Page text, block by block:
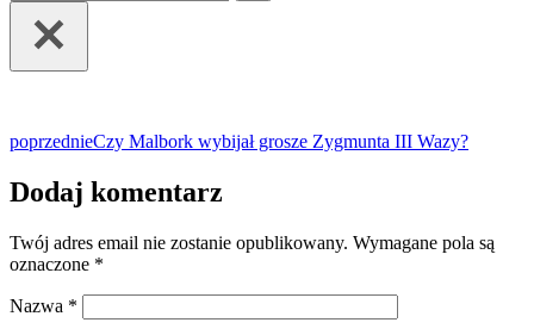
poprzednieCzy Malbork wybijał grosze Zygmunta III Wazy?
Dodaj komentarz
Twój adres email nie zostanie opublikowany. Wymagane pola są
oznaczone *
Nazwa *